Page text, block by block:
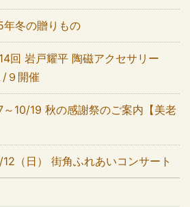
年冬の贈りもの
回 岩戸耀平 陶磁アクセサリー
９開催
～10/19 秋の感謝祭のご案内【美老
12（日） 街角ふれあいコンサート